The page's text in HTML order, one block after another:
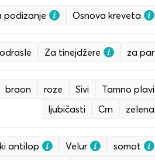
podizanje Osnova kreveta
Za tinejdžere za par
braon roze Sivi
Tamno plavi
ljubičasti
Crn zelena
antilop Velur
somot